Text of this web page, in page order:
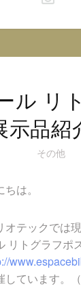
ブ
オ
イ
ン
ス
タ
グ
ル リ
示品
その他
は。
オテックでは
リトグラフポ
しています。